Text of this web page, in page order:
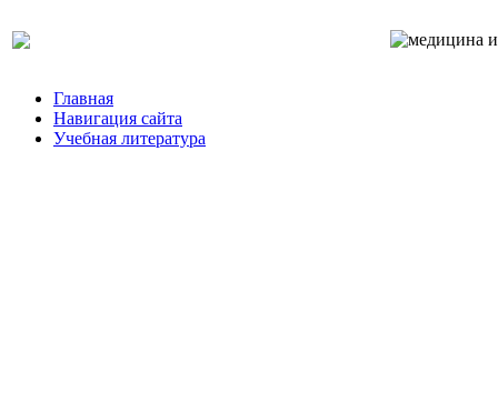
Главная
Навигация сайта
Учебная литература